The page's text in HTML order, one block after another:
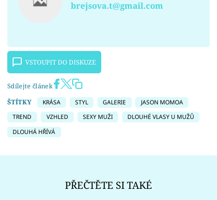
brejsova.t@gmail.com
VSTOUPIT DO DISKUZE
Sdílejte článek
ŠTÍTKY
KRÁSA STYL GALERIE
JASON MOMOA
TREND
VZHLED SEXY MUŽI
DLOUHÉ VLASY U MUŽŮ
DLOUHÁ HŘÍVÁ
PŘEČTĚTE SI TAKÉ